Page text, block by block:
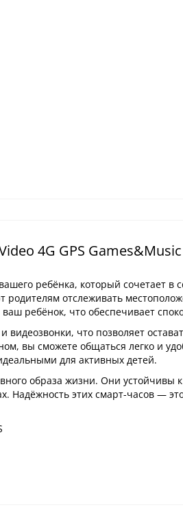
4G GPS
ребёнка, который сочетает в
отслеживать
ребёнок, что обеспечивает
что позволяет
вы сможете общаться легко и
для активных детей.
образа жизни. Они устойчивы
Надёжность этих смарт-часов —